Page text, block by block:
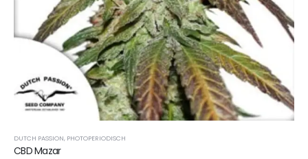
DUTCH PASSION, PHOTOPERIODISCH
CBD Mazar